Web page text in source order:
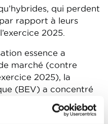
qui perdent
rapport à leurs
2025.
essence a
marché (contre
2025), la
(BEV) a concentré
3,2% par rapport à
hybrides ont